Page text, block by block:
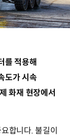
를 적용해
도가 시속
화재 현장에서
합니다. 불길이